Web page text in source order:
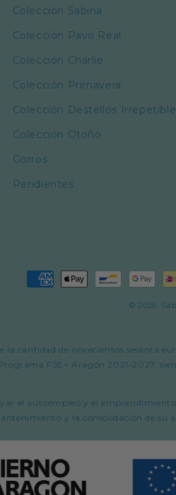
Colección Sabina
Colección Pavo Real
Colección Charlie
Colección Primavera
Colección Destellos
Colección Otoño
Gorros
Pendientes
Formas
© 2026,
la cantidad de novecientos sesenta
FSE+ Aragón 2021-2027,
el autoempleo y el
y la consolidación de su